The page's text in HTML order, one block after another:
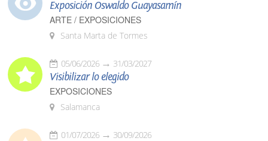
Exposición Oswaldo Guayasamín
ARTE / EXPOSICIONES
Santa Marta de Tormes
05/06/2026 31/03/2027
Visibilizar lo elegido
EXPOSICIONES
Salamanca
01/07/2026 30/09/2026